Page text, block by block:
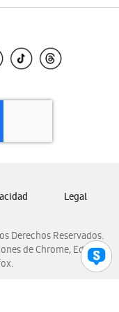
Derechos Reservados.
de Chrome, Edge,
Legal